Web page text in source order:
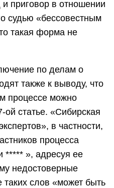
приговор в отношении
судью «бессовестным
такая форма не
по делам о
также к выводу, что
процессе можно
статье. «Сибирская
в частности,
процесса
***** », адресуя ее
недостоверные
слов «может быть